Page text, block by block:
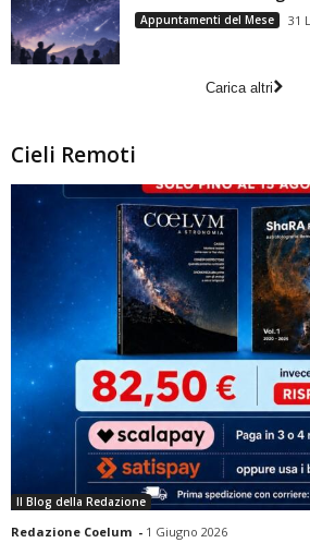
Appuntamenti del Mese 31
Carica altri
Cieli Remoti
Il Blog della Redazione
Redazione Coelum - 1 Giugno 2026